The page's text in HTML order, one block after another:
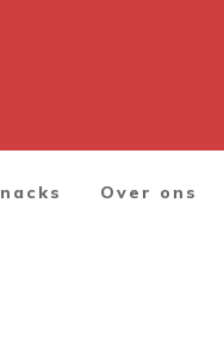
Over ons